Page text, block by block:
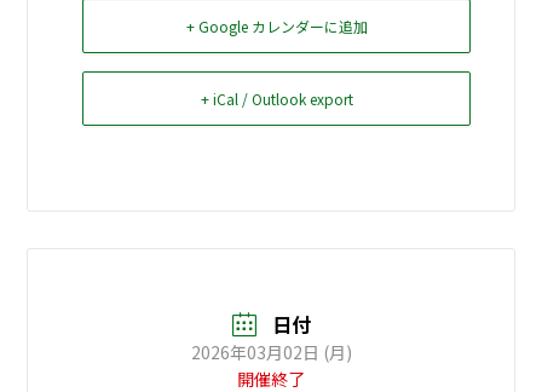
Select Language▼
+ Google カレンダーに追加
+ iCal / Outlook export
日付
2026年03月02日 (月)
開催終了